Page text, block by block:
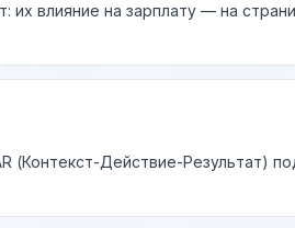
их влияние на зарплату — на
(Контекст-Действие-Результат)